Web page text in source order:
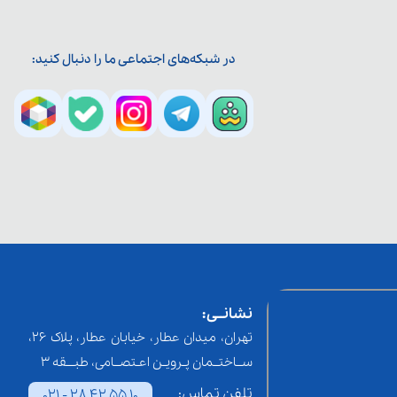
در شبکه‌های اجتماعی ما را دنبال کنید:
نشانــی:
تهران، میدان عطار، خیابان عطار، پلاک 26،
ســاختــمان پـرویـن اعـتصــامی، طبـــقه 3